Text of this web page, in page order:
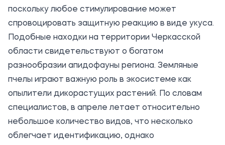
поскольку любое стимулирование может
спровоцировать защитную реакцию в виде укуса.
Подобные находки на территории Черкасской
области свидетельствуют о богатом
разнообразии апидофауны региона. Земляные
пчелы играют важную роль в экосистеме как
опылители дикорастущих растений. По словам
специалистов, в апреле летает относительно
небольшое количество видов, что несколько
облегчает идентификацию, однако